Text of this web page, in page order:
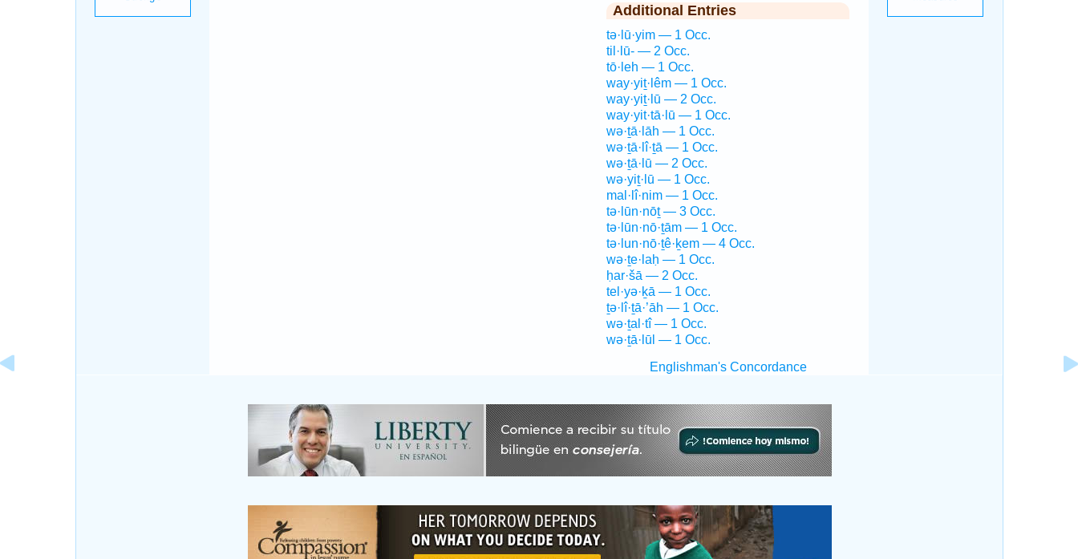
Additional Entries
tə·lū·yim — 1 Occ.
til·lū- — 2 Occ.
tō·leh — 1 Occ.
way·yiṯ·lêm — 1 Occ.
way·yiṯ·lū — 2 Occ.
way·yit·tā·lū — 1 Occ.
wə·ṯā·lāh — 1 Occ.
wə·ṯā·lî·ṯā — 1 Occ.
wə·ṯā·lū — 2 Occ.
wə·yiṯ·lū — 1 Occ.
mal·lî·nim — 1 Occ.
tə·lūn·nōṯ — 3 Occ.
tə·lūn·nō·ṯām — 1 Occ.
tə·lun·nō·ṯê·ḵem — 4 Occ.
wə·ṯe·laḥ — 1 Occ.
ḥar·šā — 2 Occ.
tel·yə·ḵā — 1 Occ.
ṯə·lî·ṯā·’āh — 1 Occ.
wə·ṯal·tî — 1 Occ.
wə·ṯā·lūl — 1 Occ.
Englishman's Concordance